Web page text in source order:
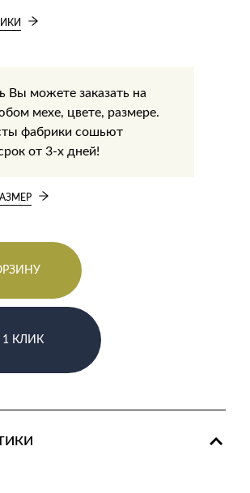
Вы можете заказать на
мехе, цвете, размере.
фабрики сошьют
от 3-х дней!
1 КЛИК